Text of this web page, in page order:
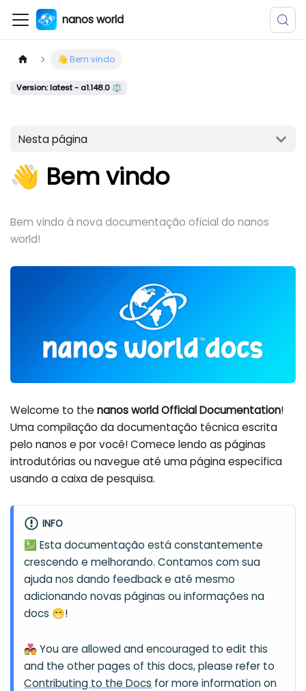
nanos world
👋 Bem vindo
Version: latest - a1.148.0 ⚖️
Nesta página
👋 Bem vindo
Bem vindo à nova documentação oficial do nanos
world!
Welcome to thenanos world Official Documentation!
Uma compilação da documentação técnica escrita
pelo nanos e por você! Comece lendo as páginas
introdutórias ou navegue até uma página específica
usando a caixa de pesquisa.
INFO
💹 Esta documentação está constantemente
crescendo e melhorando. Contamos com sua
ajuda nos dando feedback e até mesmo
adicionando novas páginas ou informações na
docs 😁!
💑 You are allowed and encouraged to edit this
and the other pages of this docs, please refer to
Contributing to the Docs for more information on